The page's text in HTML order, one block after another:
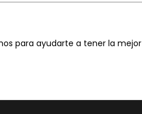
para ayudarte a tener la mejor